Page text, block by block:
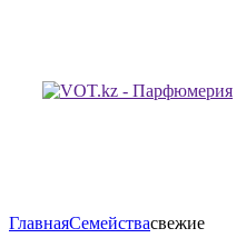
ГлавнаяСемействасвежие